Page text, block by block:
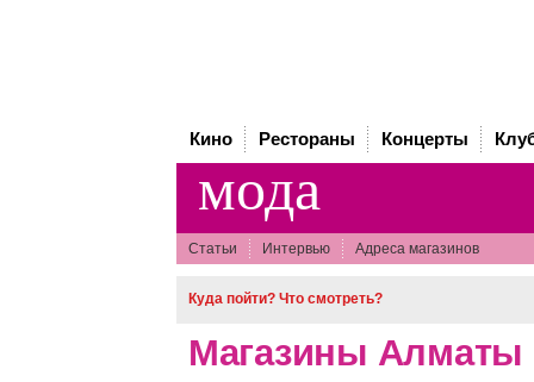
Кино Рестораны Концерты
мода
Статьи Интервью Адреса магазинов
Куда пойти? Что смотреть?
Магазины Алматы